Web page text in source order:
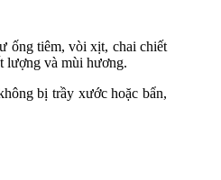
ống tiêm, vòi xịt, chai chiết
lượng và mùi hương.
bị trầy xước hoặc bẩn,